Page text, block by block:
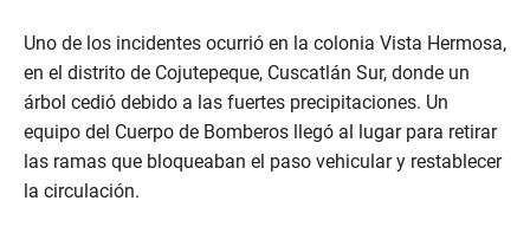
Uno de los incidentes ocurrió en la colonia Vista Hermosa,
en el distrito de Cojutepeque, Cuscatlán Sur, donde un
árbol cedió debido a las fuertes precipitaciones. Un
equipo del Cuerpo de Bomberos llegó al lugar para retirar
las ramas que bloqueaban el paso vehicular y restablecer
la circulación.